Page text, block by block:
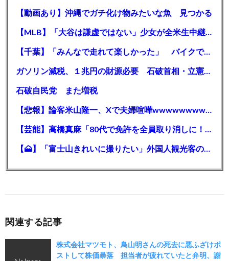
【動画あり】沖縄でガチ化け物みたいな魚 見つかる
【MLB】「大谷は謙虚ではない」少女が全米生中継で突然の大谷翔平批判 サイン無視された過去明かす
【千葉】「みんなで走れて楽しかった」 バイクでバースデー集団暴走 男女５７人を書類送検 SNSで参加者募る
ガソリン減税、１兆円の財源必要 石破首相・立憲野田氏「財源は死に物狂いで確保しなければならない」「本当に死に物狂いで」
石破自民党 また増税
【悲報】論客米山隆一、Xで夫婦喧嘩wwwwwwwwwwww
【芸能】高橋真麻「80代で免許を全員取り消しに！」 高齢ドライバーの事故問題で、高齢者の運転免許取り消し法を提案
【🗻】「富士山きれいに撮りたい」外国人観光客のレンタカー事故が急増…「ハンドルが逆で慣れず」、道の狭さも
関連する記事
株式会社マツモト、鳥山明さんの死去に悪ふざけポ
ストして株価暴落 担当者が疲れていたと弁明、謝